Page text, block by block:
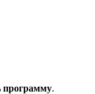
программу.